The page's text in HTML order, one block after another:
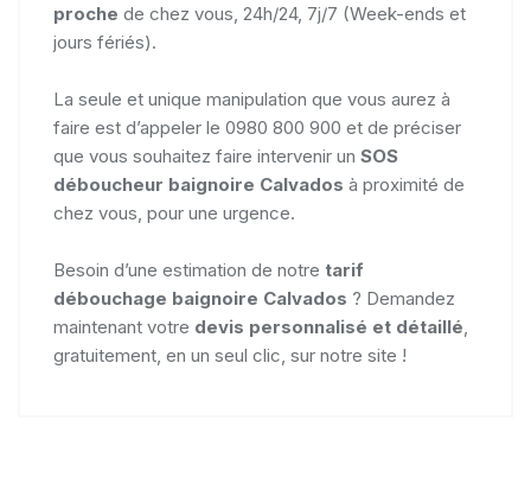
proche de chez vous, 24h/24, 7j/7 (Week-ends et
jours fériés).
La seule et unique manipulation que vous aurez à
faire est d’appeler le 0980 800 900 et de préciser
que vous souhaitez faire intervenir un SOS
déboucheur baignoire Calvados à proximité de
chez vous, pour une urgence.
Besoin d’une estimation de notre tarif
débouchage baignoire Calvados ? Demandez
maintenant votre devis personnalisé et détaillé
gratuitement, en un seul clic, sur notre site !